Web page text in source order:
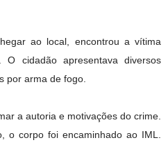
ao local, encontrou a vítima
cidadão apresentava diversos
por arma de fogo.
a autoria e motivações do crime.
o corpo foi encaminhado ao IML.